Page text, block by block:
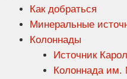
Как добраться
Минеральные
Колоннады
Источник
Колоннада им.